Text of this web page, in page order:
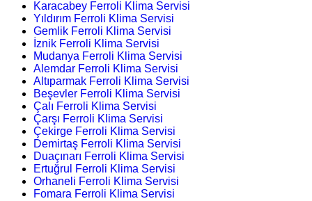
Karacabey Ferroli Klima Servisi
Yıldırım Ferroli Klima Servisi
Gemlik Ferroli Klima Servisi
İznik Ferroli Klima Servisi
Mudanya Ferroli Klima Servisi
Alemdar Ferroli Klima Servisi
Altıparmak Ferroli Klima Servisi
Beşevler Ferroli Klima Servisi
Çalı Ferroli Klima Servisi
Çarşı Ferroli Klima Servisi
Çekirge Ferroli Klima Servisi
Demirtaş Ferroli Klima Servisi
Duaçınarı Ferroli Klima Servisi
Ertuğrul Ferroli Klima Servisi
Orhaneli Ferroli Klima Servisi
Fomara Ferroli Klima Servisi